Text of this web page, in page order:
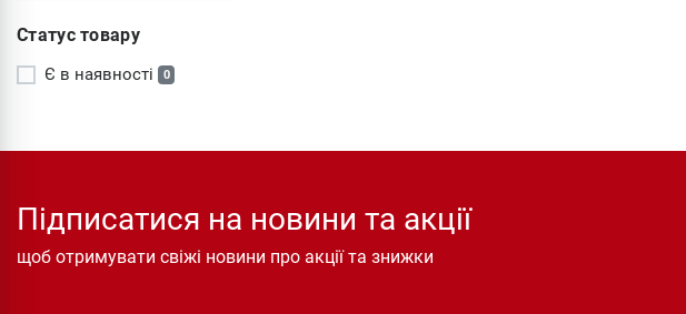
Статус товару
Є в наявності 0
Підписатися на новини та акції
щоб отримувати свіжі новини про акції та знижки